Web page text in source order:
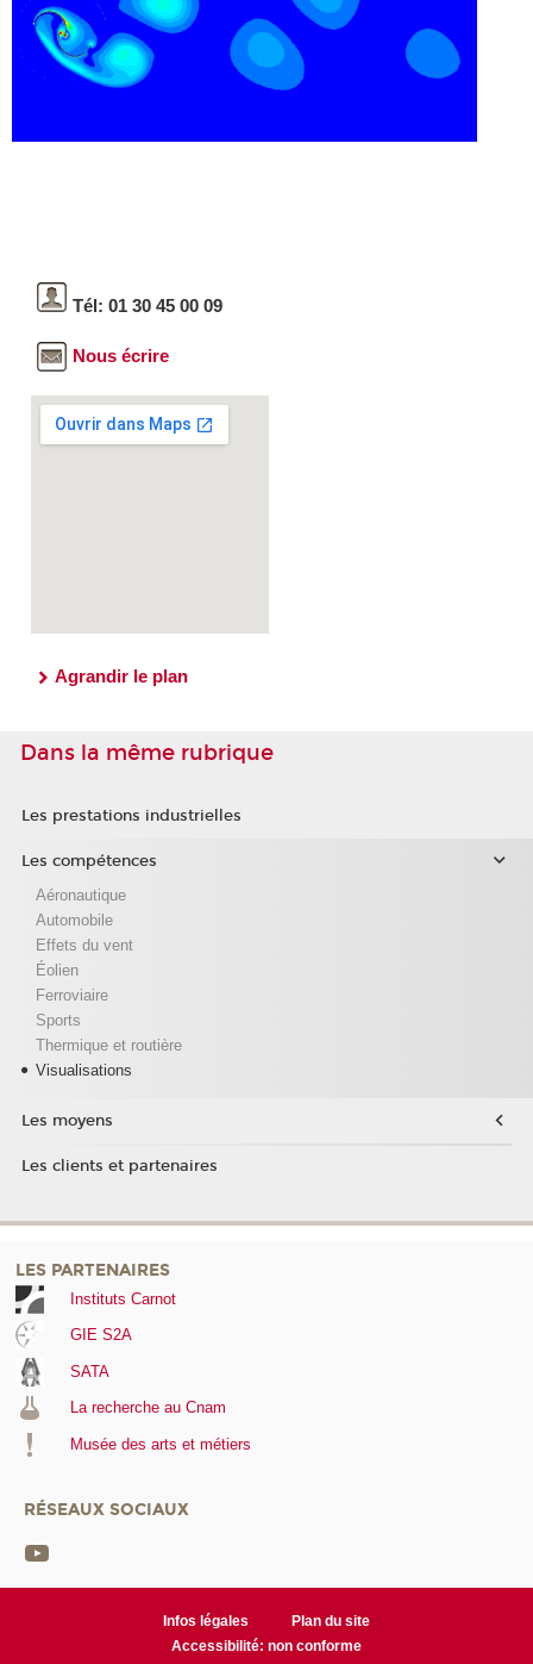
Tél: 01 30 45 00 09
Nous écrire
Agrandir le plan
Dans la même rubrique
Les prestations industrielles
Les compétences
Aéronautique
Automobile
Effets du vent
Éolien
Ferroviaire
Sports
Thermique et routière
Visualisations
Les moyens
Les clients et partenaires
LES PARTENAIRES
Instituts Carnot
GIE S2A
SATA
La recherche au Cnam
Musée des arts et métiers
RÉSEAUX SOCIAUX
Infos légales
Plan du site
Accessibilité: non conforme